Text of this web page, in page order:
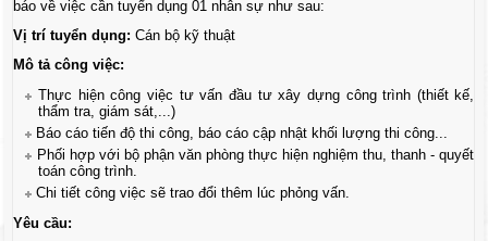
báo về việc cần tuyển dụng 01 nhân sự như sau:
Vị trí tuyển dụng: Cán bộ kỹ thuật
Mô tả công việc:
Thực hiện công việc tư vấn đầu tư xây dựng công trình (thiết kế,
thẩm tra, giám sát,...)
Báo cáo tiến độ thi công, báo cáo cập nhật khối lượng thi công...
Phối hợp với bộ phận văn phòng thực hiện nghiệm thu, thanh - quyết
toán công trình.
Chi tiết công việc sẽ trao đổi thêm lúc phỏng vấn.
Yêu cầu: